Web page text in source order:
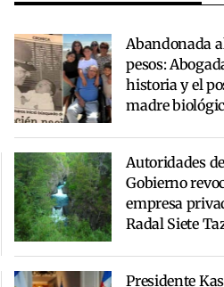
Abandonada
pesos:
historia y el
madre
Autoridades
Gobierno
empresa
Radal Siete
Presidente